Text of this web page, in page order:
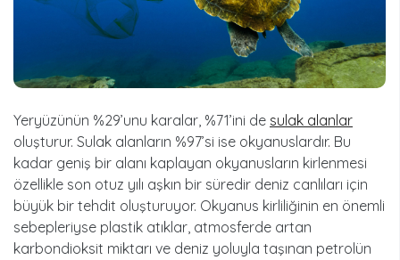
Yeryüzünün %29’unu karalar, %71’ini de sulak alanlar
oluşturur. Sulak alanların %97’si ise okyanuslardır. Bu
kadar geniş bir alanı kaplayan okyanusların kirlenmesi
özellikle son otuz yılı aşkın bir süredir deniz canlıları için
büyük bir tehdit oluşturuyor. Okyanus kirliliğinin en önemli
sebepleriyse plastik atıklar, atmosferde artan
karbondioksit miktarı ve deniz yoluyla taşınan petrolün